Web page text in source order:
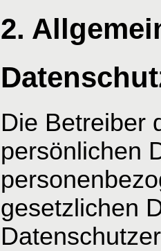
2.
Die Betreiber
persönlichen
gesetzlichen